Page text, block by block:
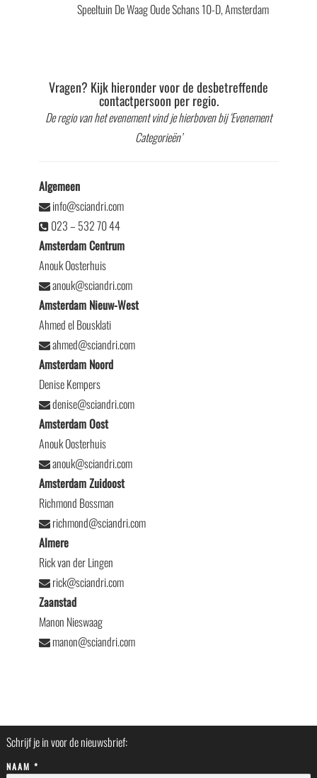
Speeltuin De WaagOude Schans 10-D, Amsterdam
Vragen? Kijk hieronder voor de desbetreffende
contactpersoon per regio.
De regio van het evenement vind je hierboven bij ‘Evenement
Categorieën’
Algemeen
info@sciandri.com
023 – 532 70 44
Amsterdam Centrum
Anouk Oosterhuis
anouk@sciandri.com
Amsterdam Nieuw-West
Ahmed el Bousklati
ahmed@sciandri.com
Amsterdam Noord
Denise Kempers
denise@sciandri.com
Amsterdam Oost
Anouk Oosterhuis
anouk@sciandri.com
Amsterdam Zuidoost
Richmond Bossman
richmond@sciandri.com
Almere
Rick van der Lingen
rick@sciandri.com
Zaanstad
Manon Nieswaag
manon@sciandri.com
Schrijf je in voor de nieuwsbrief:
NAAM *